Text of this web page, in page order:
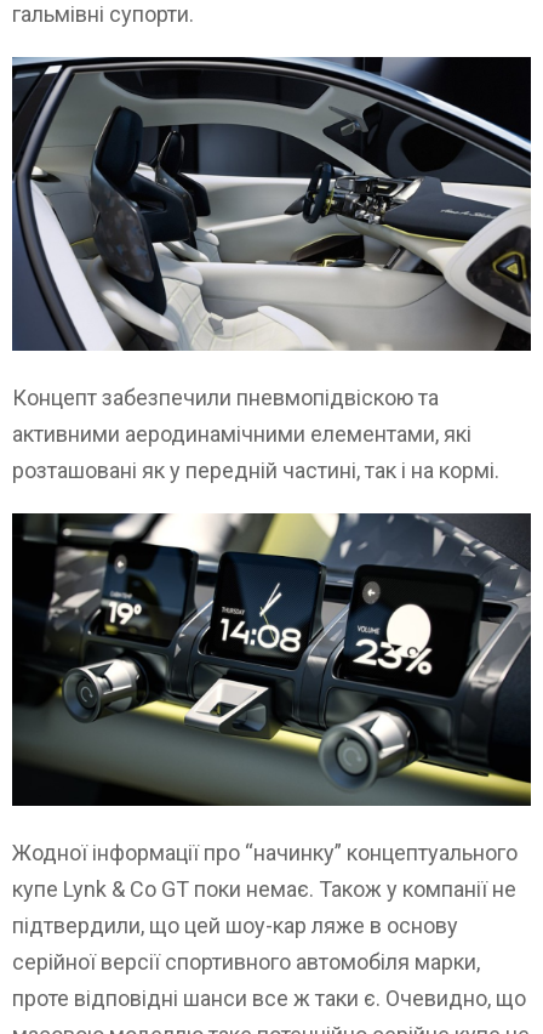
гальмівні супорти.
Концепт забезпечили пневмопідвіскою та
активними аеродинамічними елементами, які
розташовані як у передній частині, так і на кормі.
Жодної інформації про “начинку” концептуального
купе Lynk & Co GT поки немає. Також у компанії не
підтвердили, що цей шоу-кар ляже в основу
серійної версії спортивного автомобіля марки,
проте відповідні шанси все ж таки є. Очевидно, що